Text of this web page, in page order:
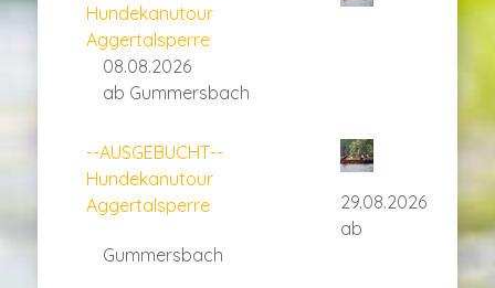
Hundekanutour
Aggertalsperre
08.08.2026
ab Gummersbach
--AUSGEBUCHT--
Hundekanutour
Aggertalsperre
29.08.2026
ab
Gummersbach